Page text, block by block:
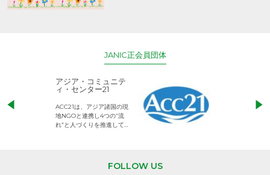
JANIC正会員団体
アジア・コミュニテ
ィ・センター21
ACC21は、アジア諸国の現
地NGOと連携し4つの“流
れ”と人づくりを推進してい
児童労働のない
権利が守られた
FOLLOW US